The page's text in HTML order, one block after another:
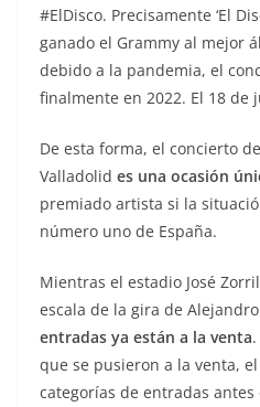
#ElDisco. Precisamente ‘El
ganado el Grammy al mejor
debido a la pandemia, el
finalmente en 2022. El 18 de
De esta forma, el concierto
Valladolid es una ocasión
premiado artista si la
número uno de España.
Mientras el estadio José
escala de la gira de
entradas ya están a la venta
que se pusieron a la venta,
categorías de entradas